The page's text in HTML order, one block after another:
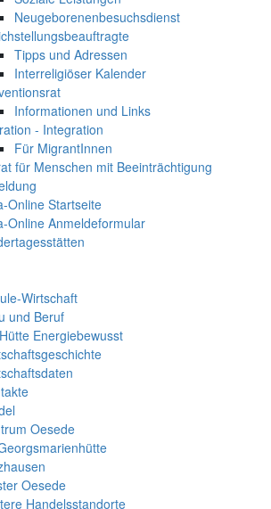
Neugeborenenbesuchsdienst
Tipps und Adressen
Interreligiöser Kalender
Informationen und Links
- Integration
Für MigrantInnen
für Menschen mit Beeinträchtigung
Online Startseite
Online Anmeldeformular
Wirtschaft
und Beruf
Energiebewusst
Oesede
Oesede
Handelsstandorte